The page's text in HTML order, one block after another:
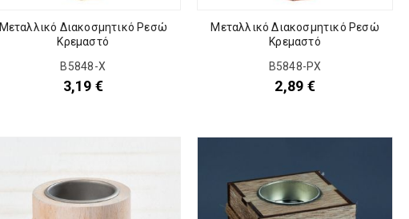
Μεταλλικό Διακοσμητικό Ρεσώ
Κρεμαστό
Β5848-Χ
3,19 €
Μεταλλικό Διακοσμητικό Ρεσώ
Κρεμαστό
Β5848-ΡΧ
2,89 €